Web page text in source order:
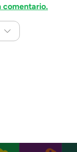
comentario.